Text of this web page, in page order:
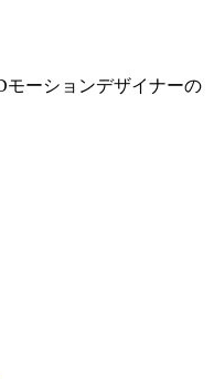
モーションデザイナーの